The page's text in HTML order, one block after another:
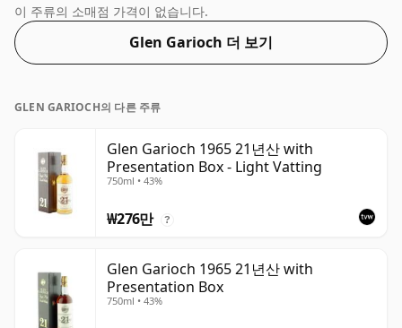
이 주류의 소매점 가격이 없습니다.
Glen Garioch 더 보기
GLEN GARIOCH의 다른 주류
Glen Garioch 1965 21년산 with
Presentation Box - Light Vatting
750ml • 43%
₩276만 ?
Glen Garioch 1965 21년산 with
Presentation Box
750ml • 43%